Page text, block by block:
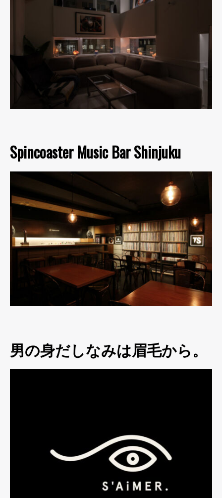
Spincoaster Music Bar Shinjuku
男の身だしなみは眉毛から。